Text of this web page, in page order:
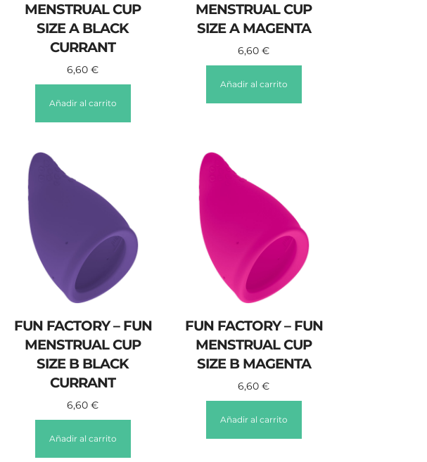
MENSTRUAL CUP
SIZE A BLACK
CURRANT
6,60€
Añadir al carrito
MENSTRUAL CUP
SIZE A MAGENTA
6,60€
Añadir al carrito
FUN FACTORY – FUN
MENSTRUAL CUP
SIZE B BLACK
CURRANT
6,60€
Añadir al carrito
FUN FACTORY – FUN
MENSTRUAL CUP
SIZE B MAGENTA
6,60€
Añadir al carrito